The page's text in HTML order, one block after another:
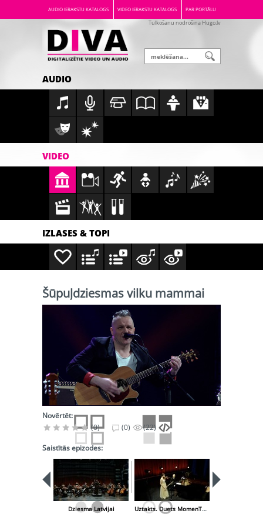
AUDIO IERAKSTU KATALOGS VIDEO IERAKSTU KATALOGS PAR PORTĀLU
Tulkošanu nodrošina Hugo.lv
AUDIO
VIDEO
IZLASES & TOPI
Šūpuļdziesmas vilku mammai
Novērtēt:
(0)
(0) (22)
Saistītās epizodes:
Dziesma Latvijai Uztakts. Duets MomenTum